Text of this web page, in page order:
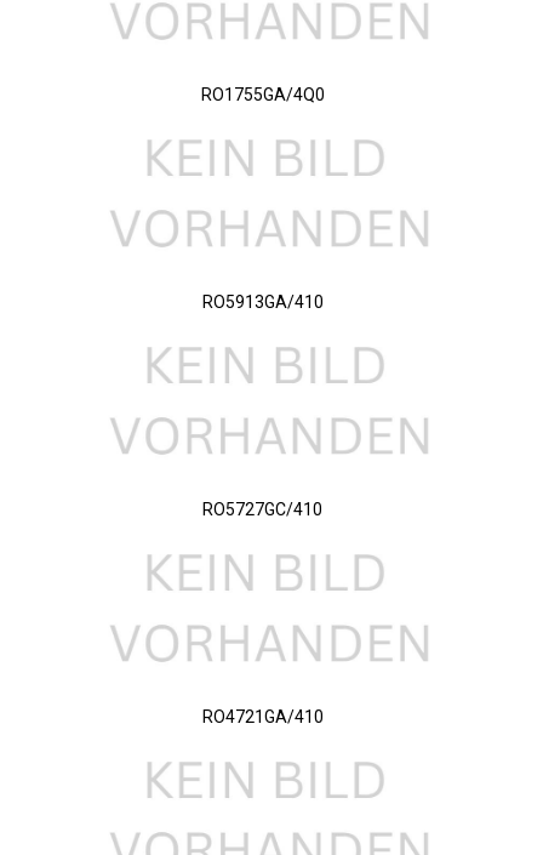
RO1755GA/4Q0
RO5913GA/410
RO5727GC/410
RO4721GA/410